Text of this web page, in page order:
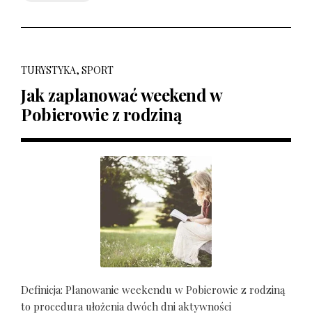
TURYSTYKA, SPORT
Jak zaplanować weekend w
Pobierowie z rodziną
Definicja: Planowanie weekendu w Pobierowie z rodziną
to procedura ułożenia dwóch dni aktywności